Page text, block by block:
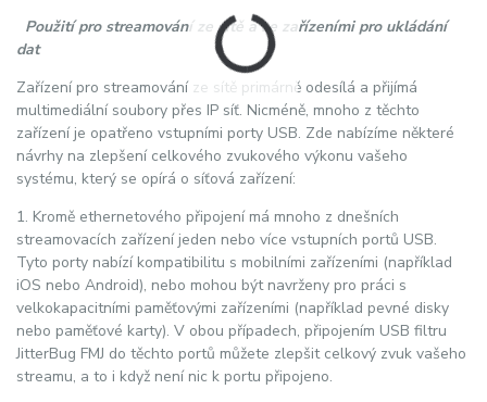
Použití pro streamování ze sítě a se zařízeními pro ukládání
dat
Zařízení pro streamování ze sítě primárně odesílá a přijímá
multimediální soubory přes IP síť. Nicméně, mnoho z těchto
zařízení je opatřeno vstupními porty USB. Zde nabízíme některé
návrhy na zlepšení celkového zvukového výkonu vašeho
systému, který se opírá o síťová zařízení:
1. Kromě ethernetového připojení má mnoho z dnešních
streamovacích zařízení jeden nebo více vstupních portů USB.
Tyto porty nabízí kompatibilitu s mobilními zařízeními (například
iOS nebo Android), nebo mohou být navrženy pro práci s
velkokapacitními paměťovými zařízeními (například pevné disky
nebo paměťové karty). V obou případech, připojením USB filtru
JitterBug FMJ do těchto portů můžete zlepšit celkový zvuk vašeho
streamu, a to i když není nic k portu připojeno.